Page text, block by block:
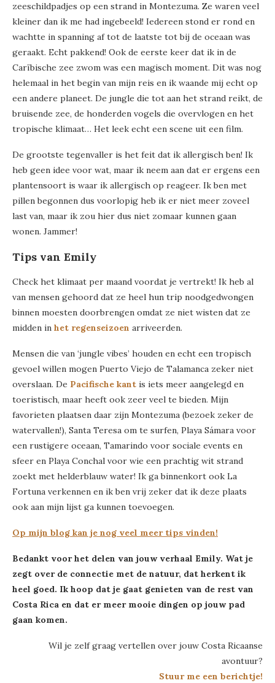
zeeschildpadjes op een strand in Montezuma. Ze waren veel
kleiner dan ik me had ingebeeld! Iedereen stond er rond en
wachtte in spanning af tot de laatste tot bij de oceaan was
geraakt. Echt pakkend! Ook de eerste keer dat ik in de
Carïbische zee zwom was een magisch moment. Dit was nog
helemaal in het begin van mijn reis en ik waande mij echt op
een andere planeet. De jungle die tot aan het strand reikt, de
bruisende zee, de honderden vogels die overvlogen en het
tropische klimaat… Het leek echt een scene uit een film.
De grootste tegenvaller is het feit dat ik allergisch ben! Ik
heb geen idee voor wat, maar ik neem aan dat er ergens een
plantensoort is waar ik allergisch op reageer. Ik ben met
pillen begonnen dus voorlopig heb ik er niet meer zoveel
last van, maar ik zou hier dus niet zomaar kunnen gaan
wonen. Jammer!
Tips van Emily
Check het klimaat per maand voordat je vertrekt! Ik heb al
van mensen gehoord dat ze heel hun trip noodgedwongen
binnen moesten doorbrengen omdat ze niet wisten dat ze
midden in het regenseizoen arriveerden.
Mensen die van ‘jungle vibes’ houden en echt een tropisch
gevoel willen mogen Puerto Viejo de Talamanca zeker niet
overslaan. De Pacifische kant is iets meer aangelegd en
toeristisch, maar heeft ook zeer veel te bieden. Mijn
favorieten plaatsen daar zijn Montezuma (bezoek zeker de
watervallen!), Santa Teresa om te surfen, Playa Sámara voor
een rustigere oceaan, Tamarindo voor sociale events en
sfeer en Playa Conchal voor wie een prachtig wit strand
zoekt met helderblauw water! Ik ga binnenkort ook La
Fortuna verkennen en ik ben vrij zeker dat ik deze plaats
ook aan mijn lijst ga kunnen toevoegen.
Op mijn blog kan je nog veel meer tips vinden!
Bedankt voor het delen van jouw verhaal Emily. Wat je
zegt over de connectie met de natuur, dat herkent ik
heel goed. Ik hoop dat je gaat genieten van de rest van
Costa Rica en dat er meer mooie dingen op jouw pad
gaan komen.
Wil je zelf graag vertellen over jouw Costa Ricaanse
avontuur?
Stuur me een berichtje!